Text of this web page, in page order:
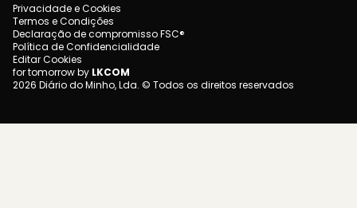
Privacidade e Cookies
Termos e Condições
Declaração de compromisso FSC®
Política de Confidencialidade
Editar Cookies
for tomorrow by LKCOM
2026 Diário do Minho, Lda. © Todos os direitos reservados